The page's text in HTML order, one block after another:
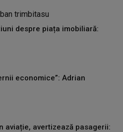
despre piața imobiliară:
economice”: Adrian
aviație, avertizează pasagerii: